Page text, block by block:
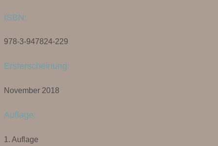
ISBN:
978-3-947824-229
Ersterscheinung:
November 2018
Auflage:
1. Auflage